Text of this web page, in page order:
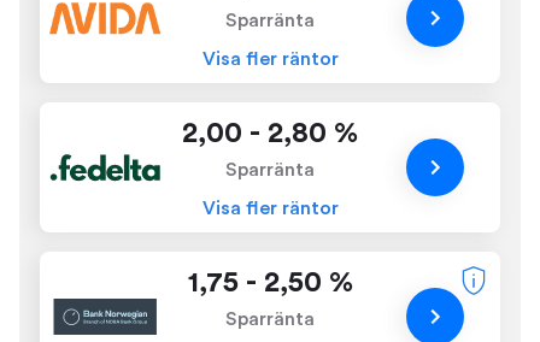
Sparränta
Visa fler räntor
2,00 - 2,80 %
Sparränta
Visa fler räntor
1,75 - 2,50 %
Sparränta